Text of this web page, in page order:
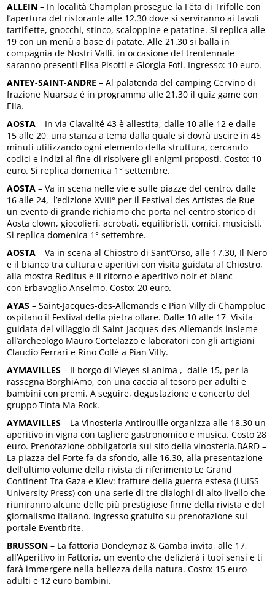
ALLEIN – In località Champlan prosegue la Fëta di Trifolle con
l’apertura del ristorante alle 12.30 dove si serviranno ai tavoli
tartiflette, gnocchi, stinco, scaloppine e patatine. Si replica alle
19 con un menù a base di patate. Alle 21.30 si balla in
compagnia de Nostri Valli. in occasione del trentennale
saranno presenti Elisa Pisotti e Giorgia Foti. Ingresso: 10 euro.
ANTEY-SAINT-ANDRE – Al palatenda del camping Cervino di
frazione Nuarsaz è in programma alle 21.30 il quiz game con
Elia.
AOSTA – In via Clavalité 43 è allestita, dalle 10 alle 12 e dalle
15 alle 20, una stanza a tema dalla quale si dovrà uscire in 45
minuti utilizzando ogni elemento della struttura, cercando
codici e indizi al fine di risolvere gli enigmi proposti. Costo: 10
euro. Si replica domenica 1° settembre.
AOSTA – Va in scena nelle vie e sulle piazze del centro, dalle
16 alle 24, l’edizione XVIII° per il Festival des Artistes de Rue
un evento di grande richiamo che porta nel centro storico di
Aosta clown, giocolieri, acrobati, equilibristi, comici, musicisti.
Si replica domenica 1° settembre.
AOSTA – Va in scena al Chiostro di Sant’Orso, alle 17.30, Il Nero
e il bianco tra cultura e aperitivi con visita guidata al Chiostro,
alla mostra Reditus e il ritorno e aperitivo noir et blanc
con Erbavoglio Anselmo. Costo: 20 euro.
AYAS – Saint-Jacques-des-Allemands e Pian Villy di Champoluc
ospitano il Festival della pietra ollare. Dalle 10 alle 17 Visita
guidata del villaggio di Saint-Jacques-des-Allemands insieme
all’archeologo Mauro Cortelazzo e laboratori con gli artigiani
Claudio Ferrari e Rino Collé a Pian Villy.
AYMAVILLES – Il borgo di Vieyes si anima , dalle 15, per la
rassegna BorghiAmo, con una caccia al tesoro per adulti e
bambini con premi. A seguire, degustazione e concerto del
gruppo Tinta Ma Rock.
AYMAVILLES – La Vinosteria Antirouille organizza alle 18.30 un
aperitivo in vigna con tagliere gastronomico e musica. Costo 28
euro. Prenotazione obbligatoria sul sito della vinosteria.BARD –
La piazza del Forte fa da sfondo, alle 16.30, alla presentazione
dell’ultimo volume della rivista di riferimento Le Grand
Continent Tra Gaza e Kiev: fratture della guerra estesa (LUISS
University Press) con una serie di tre dialoghi di alto livello che
riuniranno alcune delle più prestigiose firme della rivista e del
giornalismo italiano. Ingresso gratuito su prenotazione sul
portale Eventbrite.
BRUSSON – La fattoria Dondeynaz & Gamba invita, alle 17,
all’Aperitivo in Fattoria, un evento che delizierà i tuoi sensi e ti
farà immergere nella bellezza della natura. Costo: 15 euro
adulti e 12 euro bambini.